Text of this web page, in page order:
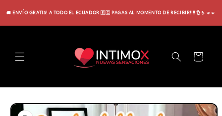
🚚 ENVÍO GRATIS! A TODO EL ECUADOR 🇪🇨 PAGAS AL MOMENTO DE RECIBIR!!!! 👌🫰🤜🤛
directamente
Carrito
directamente